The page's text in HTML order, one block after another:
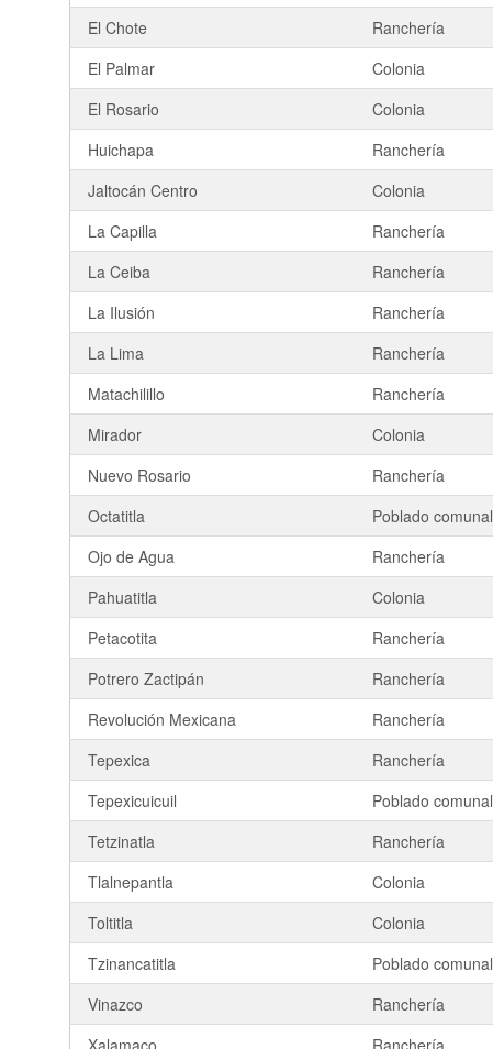
El Chote
Ranchería
El Palmar
Colonia
El Rosario
Colonia
Huichapa
Ranchería
Jaltocán Centro
Colonia
La Capilla
Ranchería
La Ceiba
Ranchería
La Ilusión
Ranchería
La Lima
Ranchería
Matachilillo
Ranchería
Mirador
Colonia
Nuevo Rosario
Ranchería
Octatitla
Poblado comunal
Ojo de Agua
Ranchería
Pahuatitla
Colonia
Petacotita
Ranchería
Potrero Zactipán
Ranchería
Revolución Mexicana
Ranchería
Tepexica
Ranchería
Tepexicuicuil
Poblado comunal
Tetzinatla
Ranchería
Tlalnepantla
Colonia
Toltitla
Colonia
Tzinancatitla
Poblado comunal
Vinazco
Ranchería